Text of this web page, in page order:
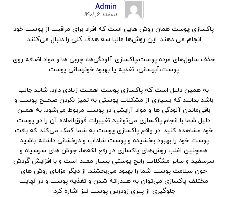
Admin
اسفند ۶, ۱۴۰۱
پاکسازی پوست همان روش هایی است که افراد برای مراقبت از پوست خود
انجام ‌می دهند. این روش‌ها غالبا سه هدف کلی را دنبال ‌می‌کنند:
حذف سلول‌های مرده پوست،پاکسازی آلودگی‌ها، چربی ها و مواد اضافه روی
پوست،آبرسانی، تغذیه یا بهبود خونرسانی پوست
به همین دلیل است که پاکسازی پوست اهمیت زیادی دارد. شاید جالب
باشد بدانید که بسیاری از مشکلات پوستی به تمیز نکردن صحیح پوست و
باقی‌ماندن آلودگی ها و مواد آرایشی در پوست مربوط ‌می‌شود. به همین
دلیل شما با انجام پاکسازی ‌می‌توانید تغییرات ‌فوق‌العاده آن را در پوست
خود مشاهده کنید. در واقع پاکسازی پوست به شما کمک ‌می‌کند که بافت
پوست خود را بهبود بخشیده و پوست شاداب و درخشانی داشته باشید.
همچنین اغلب روش‌های پاکسازی در رفع لکه‌ها، جوش های سرسیاه و
سرسفید و سایر مشکلات رایج پوستی بسیار مفید است و با افزایش گردش
خون سلامت پوست شما را بهبود ‌می‌بخشند. از دیگر مزایای روش های
مختلف پاکسازی ‌می‌توان به هیدراته‌ شدن و تغذیه پوست و در نهایت
جلوگیری از پیری زودرس پوست نیز اشاره کرد.